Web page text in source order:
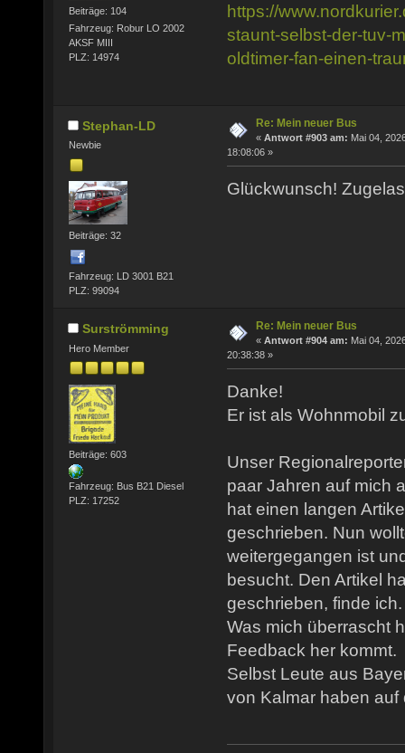
Beiträge: 104
Fahrzeug: Robur LO 2002
AKSF MIII
PLZ: 14974
https://
staunt-selbst-der-tuv-
oldtimer-fan-einen-
Stephan-LD
Newbie
Beiträge: 32
Fahrzeug: LD 3001 B21
PLZ: 99094
Re: Mein neuer Bus
« Antwort #903 am: Mai 04,
18:08:06 »
Glückwunsch!
Surströmming
Hero Member
Beiträge: 603
Fahrzeug: Bus B21 Diesel
PLZ: 17252
Re: Mein neuer Bus
« Antwort #904 am: Mai 04,
20:38:38 »
Danke!
Er ist als Wohnmobil
Unser
paar Jahren auf mich
hat einen langen
geschrieben. Nun
weitergegangen ist
besucht. Den Artikel
geschrieben, finde ich.
Was mich überrascht
Feedback her kommt.
Selbst Leute aus
von Kalmar haben